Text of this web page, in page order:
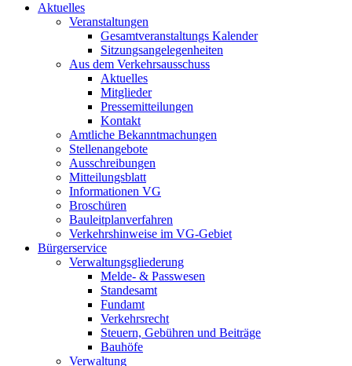
Aktuelles
Veranstaltungen
Gesamtveranstaltungs Kalender
Sitzungsangelegenheiten
Aus dem Verkehrsausschuss
Aktuelles
Mitglieder
Pressemitteilungen
Kontakt
Amtliche Bekanntmachungen
Stellenangebote
Ausschreibungen
Mitteilungsblatt
Informationen VG
Broschüren
Bauleitplanverfahren
Verkehrshinweise im VG-Gebiet
Bürgerservice
Verwaltungsgliederung
Melde- & Passwesen
Standesamt
Fundamt
Verkehrsrecht
Steuern, Gebühren und Beiträge
Bauhöfe
Verwaltung